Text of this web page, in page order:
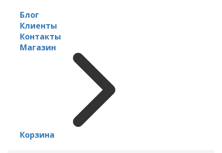
Блог
Клиенты
Контакты
Магазин
Корзина